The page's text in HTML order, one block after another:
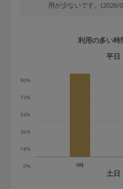
定期契約をキャンセ
期は月2回まで隔週
※キャンセル料金の設
用が少ないです。(2026/
利用の多い時
平日
0%
18%
36%
54%
72%
90%
9時
土日